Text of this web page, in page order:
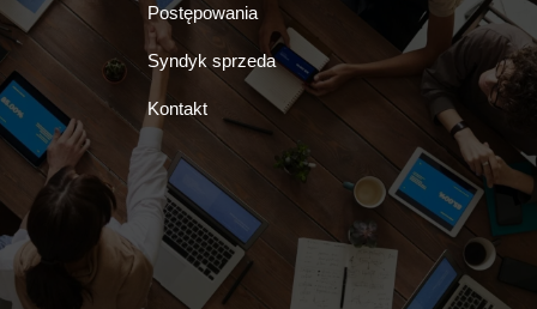
Postępowania
Syndyk sprzeda
Kontakt